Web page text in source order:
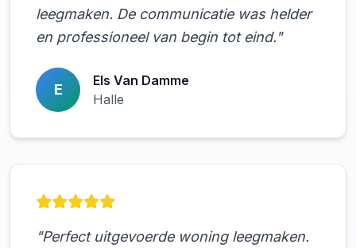
leegmaken. De communicatie was helder
en professioneel van begin tot eind."
E
Els Van Damme
Halle
"Perfect uitgevoerde woning leegmaken.